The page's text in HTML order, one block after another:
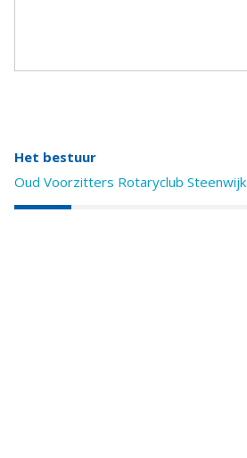
Het bestuur
Oud Voorzitters Rotaryclub Steenwijk